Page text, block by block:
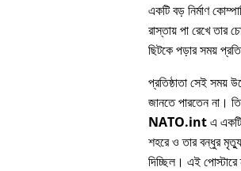
একটি বড় নির্মাণ
রাস্তায় পা রেখে তার
ছিটকে পড়ার সময়
প্রতিষ্ঠাতা সেই সময়
জানতে পারতেন না।
NATO.intএ
শহরে ও তার বন্ধুর
দিচ্ছিল। এই পোস্টারে